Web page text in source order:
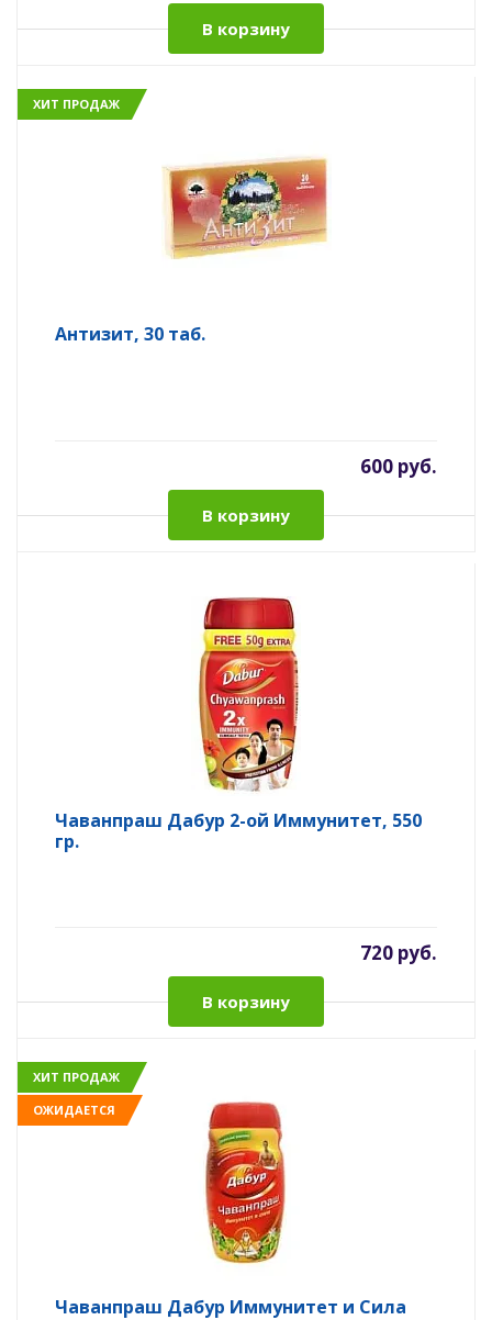
В корзину
ХИТ ПРОДАЖ
Антизит, 30 таб.
600 руб.
В корзину
Чаванпраш Дабур 2-ой Иммунитет, 550
гр.
720 руб.
В корзину
ХИТ ПРОДАЖ
ОЖИДАЕТСЯ
Чаванпраш Дабур Иммунитет и Сила